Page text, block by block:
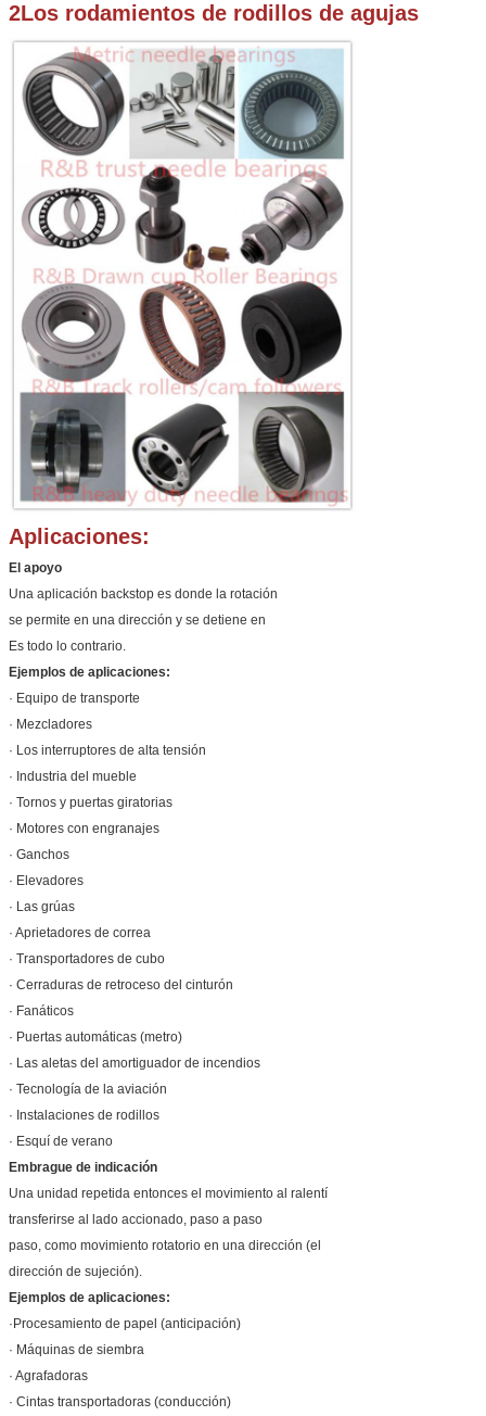
2Los rodamientos de rodillos de agujas
Aplicaciones:
El apoyo
Una aplicación backstop es donde la rotación
se permite en una dirección y se detiene en
Es todo lo contrario.
Ejemplos de aplicaciones:
· Equipo de transporte
· Mezcladores
· Los interruptores de alta tensión
· Industria del mueble
· Tornos y puertas giratorias
· Motores con engranajes
· Ganchos
· Elevadores
· Las grúas
· Aprietadores de correa
· Transportadores de cubo
· Cerraduras de retroceso del cinturón
· Fanáticos
· Puertas automáticas (metro)
· Las aletas del amortiguador de incendios
· Tecnología de la aviación
· Instalaciones de rodillos
· Esquí de verano
Embrague de indicación
Una unidad repetida entonces el movimiento al ralentí
transferirse al lado accionado, paso a paso
paso, como movimiento rotatorio en una dirección (el
dirección de sujeción).
Ejemplos de aplicaciones:
·Procesamiento de papel (anticipación)
· Máquinas de siembra
· Agrafadoras
· Cintas transportadoras (conducción)